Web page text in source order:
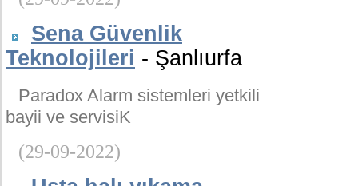
Sena Güvenlik
Teknolojileri - Şanlıurfa
Paradox Alarm sistemleri yetkili
bayii ve servisiK
(29-09-2022)